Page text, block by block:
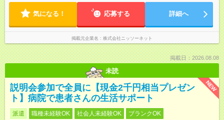
気になる！ 応募する 詳細へ
掲載元企業名 株式会社ニッソーネット
掲載日：2026.08.08
未読
NEW
説明会参加で全員に【現金2千円相当プレゼン
ト】病院で患者さんの生活サポート
派遣 職種未経験OK 社会人未経験OK
ブランクOK